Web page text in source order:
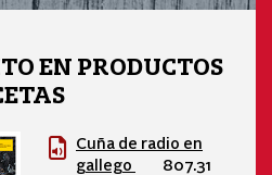
EN PRODUCTOS
Cuña de radio en
gallego
807.31